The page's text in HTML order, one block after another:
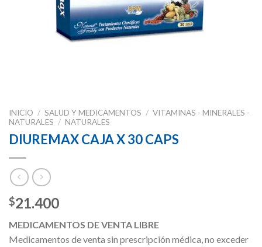
INICIO / SALUD Y MEDICAMENTOS / VITAMINAS - MINERALES -
NATURALES / NATURALES
DIUREMAX CAJA X 30 CAPS
$21.400
MEDICAMENTOS DE VENTA LIBRE
Medicamentos de venta sin prescripción médica, no exceder